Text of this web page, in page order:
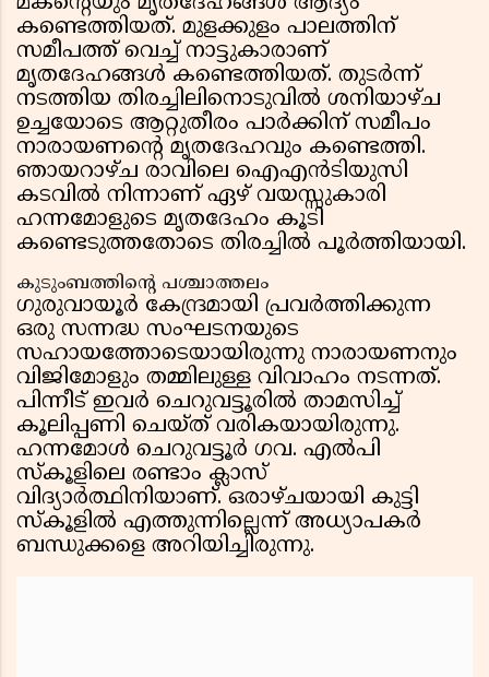
കണ്ടെത്തിയത്. മുളക്കുളം പാലത്തിന്
സമീപത്ത് വെച്ച് നാട്ടുകാരാണ്
മൃതദേഹങ്ങൾ കണ്ടെത്തിയത്. തുടർന്ന്
നടത്തിയ തിരച്ചിലിനൊടുവിൽ ശനിയാഴ്ച
ഉച്ചയോടെ ആറ്റുതീരം പാർക്കിന് സമീപം
നാരായണന്റെ മൃതദേഹവും കണ്ടെത്തി.
ഞായറാഴ്ച രാവിലെ ഐഎൻടിയുസി
കടവിൽ നിന്നാണ് ഏഴ് വയസ്സുകാരി
ഹന്നമോളുടെ മൃതദേഹം കൂടി
കണ്ടെടുത്തതോടെ തിരച്ചിൽ പൂർത്തിയായി.
കുടുംബത്തിന്റെ പശ്ചാത്തലം
ഗുരുവായൂർ കേന്ദ്രമായി പ്രവർത്തിക്കുന്ന
ഒരു സന്നദ്ധ സംഘടനയുടെ
സഹായത്തോടെയായിരുന്നു നാരായണനും
വിജിമോളും തമ്മിലുള്ള വിവാഹം നടന്നത്.
പിന്നീട് ഇവർ ചെറുവട്ടൂരിൽ താമസിച്ച്
കൂലിപ്പണി ചെയ്ത് വരികയായിരുന്നു.
ഹന്നമോൾ ചെറുവട്ടൂർ ഗവ. എൽപി
സ്കൂളിലെ രണ്ടാം ക്ലാസ്
വിദ്യാർത്ഥിനിയാണ്. ഒരാഴ്ചയായി കുട്ടി
സ്കൂളിൽ എത്തുന്നില്ലെന്ന് അധ്യാപകർ
ബന്ധുക്കളെ അറിയിച്ചിരുന്നു.